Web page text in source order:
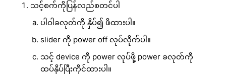
သင့်စက်ကိုပြန်လည်စတင်ပါ
ပါဝါခလုတ်ကို နှိပ်၍ ဖိထားပါ။
slider ကို power off လုပ်လိုက်ပါ။
သင့် device ကို power လုပ်ဖို့ power ခလုတ်ကို
ထပ်နှိပ်ပြီးကိုင်ထားပါ။